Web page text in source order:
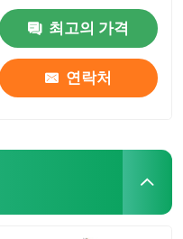
최고의 가격
연락처